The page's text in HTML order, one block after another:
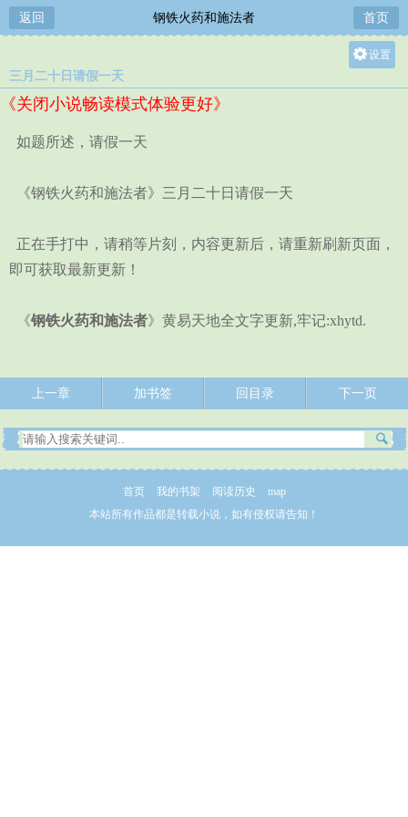
返回 钢铁火药和施法者 首页
设置
三月二十日请假一天
《关闭小说畅读模式体验更好》
如题所述，请假一天
《钢铁火药和施法者》三月二十日请假一天
正在手打中，请稍等片刻，内容更新后，请重新刷新页面，
即可获取最新更新！
《钢铁火药和施法者》黄易天地全文字更新,牢记:xhytd.
上一章 加书签 回目录 下一页
首页 我的书架 阅读历史
map
本站所有作品都是转载小说，如有侵权请告知！